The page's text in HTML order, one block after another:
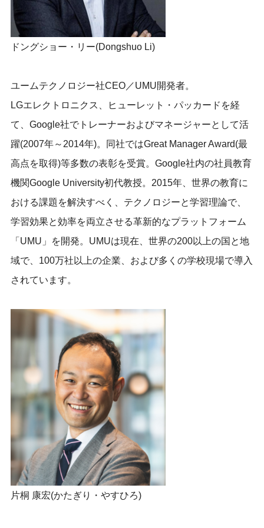
ドングショー・リー(Dongshuo Li)
ユームテクノロジー社CEO／UMU開発者。
LGエレクトロニクス、ヒューレット・パッカードを経
て、Google社でトレーナーおよびマネージャーとして活
躍(2007年～2014年)。同社ではGreat Manager Award(最
高点を取得)等多数の表彰を受賞。Google社内の社員教育
機関Google University初代教授。2015年、世界の教育に
おける課題を解決すべく、テクノロジーと学習理論で、
学習効果と効率を両立させる革新的なプラットフォーム
「UMU」を開発。UMUは現在、世界の200以上の国と地
域で、100万社以上の企業、および多くの学校現場で導入
されています。
片桐 康宏(かたぎり・やすひろ)